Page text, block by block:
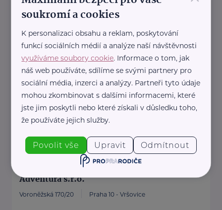
Vinohradská 2165/48
Adrop.cz je největší česko-
slovenskou zážitkovou, která již
20 let přináší lidem radost.
V nabídce naleznete více ...
https://www.adrop.cz/
propagace@adrop.cz
Adventura s.r.o.
Voroněžská 170/20 Praha 10 - Vršovice
soukromí a cookies
K personalizaci obsahu a reklam, poskytování
funkcí sociálních médií a analýze naší návštěvnosti
využíváme soubory cookie. Informace o tom, jak
náš web používáte, sdílíme se svými partnery pro
sociální média, inzerci a analýzy. Partneři tyto údaje
mohou zkombinovat s dalšími informacemi, které
jste jim poskytli nebo které získali v důsledku toho,
že používáte jejich služby.
Povolit vše Upravit Odmítnout